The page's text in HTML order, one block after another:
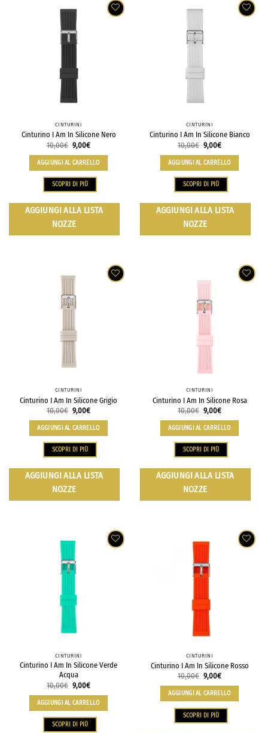
CINTURINI
Cinturino I Am In Silicone Nero
10,00€ 9,00€
AGGIUNGI AL CARRELLO
SCOPRI DI PIÙ
AGGIUNGI ALLA LISTA
NOZZE
CINTURINI
Cinturino I Am In Silicone Bianco
10,00€ 9,00€
AGGIUNGI AL CARRELLO
SCOPRI DI PIÙ
AGGIUNGI ALLA LISTA
NOZZE
CINTURINI
Cinturino I Am In Silicone Grigio
10,00€ 9,00€
AGGIUNGI AL CARRELLO
SCOPRI DI PIÙ
AGGIUNGI ALLA LISTA
NOZZE
CINTURINI
Cinturino I Am In Silicone Rosa
10,00€ 9,00€
AGGIUNGI AL CARRELLO
SCOPRI DI PIÙ
AGGIUNGI ALLA LISTA
NOZZE
CINTURINI
Cinturino I Am In Silicone Verde
Acqua
10,00€ 9,00€
AGGIUNGI AL CARRELLO
SCOPRI DI PIÙ
CINTURINI
Cinturino I Am In Silicone Rosso
10,00€ 9,00€
AGGIUNGI AL CARRELLO
SCOPRI DI PIÙ